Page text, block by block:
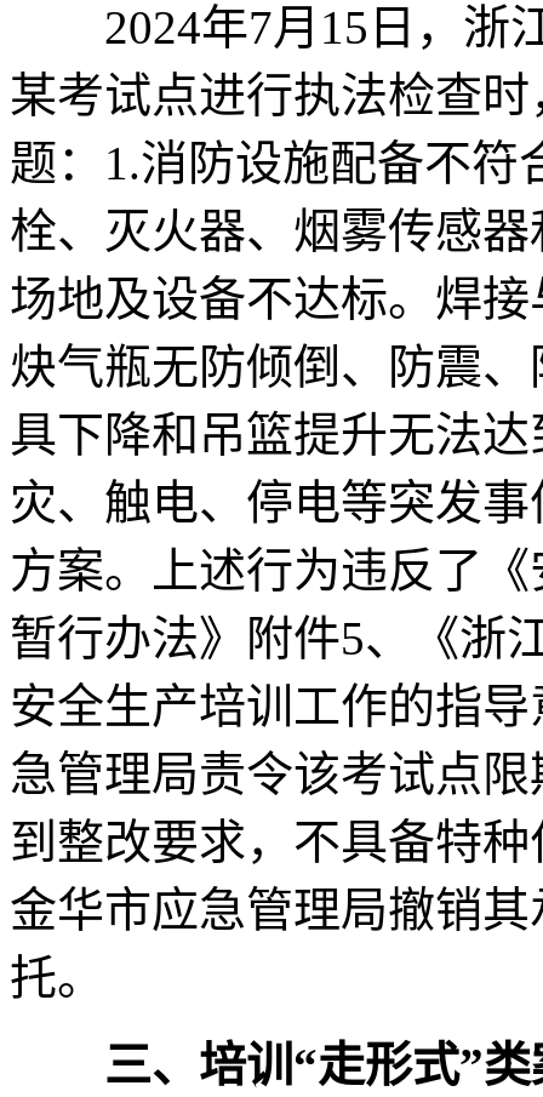
2024年7月15日，浙
某考试点进行执法检查
题：1.消防设施配备不
栓、灭火器、烟雾传感
场地及设备不达标。焊
炔气瓶无防倾倒、防震
具下降和吊篮提升无法
灾、触电、停电等突发
方案。上述行为违反了
暂行办法》附件5、《浙
安全生产培训工作的指
急管理局责令该考试点
到整改要求，不具备特
金华市应急管理局撤销
托。
三、培训“走形式”